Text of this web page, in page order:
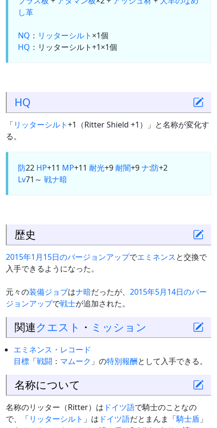
し革
NQ ： リッターシルト ×1個
HQ ：リッターシルト+1×1個
HQ
「リッターシルト+1（Ritter Shield +1）」と名称が変化す
る。
防22 HP+11 MP+11 耐光+9耐闇+9ナ:防+2
Lv71～ 戦ナ暗
歴史
2015年1月15日のバージョンアップでエミネンスと交換で
入手できるようになった。
元々の装備ジョブはナ暗だったが、 2015年5月14日のバー
ジョンアップで戦士が追加された。
関連クエスト ・ ミッション
エミネンス・レコード
目標 「戦闘 ： マムーク 」の特別報酬として入手できる。
名称について
名称のリッター（Ritter）は ドイツ語で騎士のことなの
で、「リッターシルト 」は ドイツ語だとまんま「騎士盾 」